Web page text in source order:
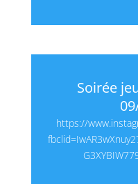
Soirée
https://